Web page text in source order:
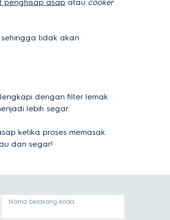
penghisap asap atau cooker
tidak akan
dengan filter lemak
lebih segar.
ketika proses memasak.
dan segar!
Nama belakang Anda